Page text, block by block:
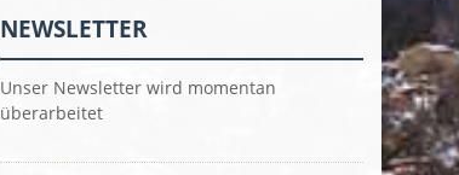
NEWSLETTER
Unser Newsletter wird momentan
überarbeitet